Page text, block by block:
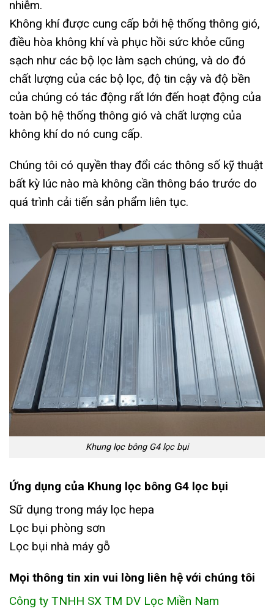
nhiễm.
Không khí được cung cấp bởi hệ thống thông gió,
điều hòa không khí và phục hồi sức khỏe cũng
sạch như các bộ lọc làm sạch chúng, và do đó
chất lượng của các bộ lọc, độ tin cậy và độ bền
của chúng có tác động rất lớn đến hoạt động của
toàn bộ hệ thống thông gió và chất lượng của
không khí do nó cung cấp.
Chúng tôi có quyền thay đổi các thông số kỹ thuật
bất kỳ lúc nào mà không cần thông báo trước do
quá trình cải tiến sản phẩm liên tục.
Khung lọc bông G4 lọc bụi
Ứng dụng của Khung lọc bông G4 lọc bụi
Sữ dụng trong máy lọc hepa
Lọc bụi phòng sơn
Lọc bụi nhà máy gỗ
Mọi thông tin xin vui lòng liên hệ với chúng tôi
Công ty TNHH SX TM DV Lọc Miền Nam